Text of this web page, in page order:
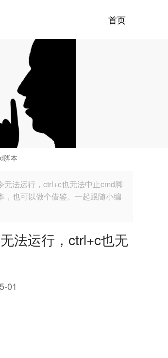
首页
脚本
法运行，ctrl+c也无法中止cmd脚
也可以做个借鉴。一起跟随小编
法运行，ctrl+c也无
01